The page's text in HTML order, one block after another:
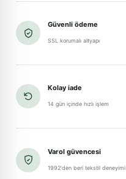
Güvenli ödeme
SSL korumalı altyapı
Kolay iade
14 gün içinde hızlı işlem
Varol güvencesi
1992'den beri tekstil deneyimi